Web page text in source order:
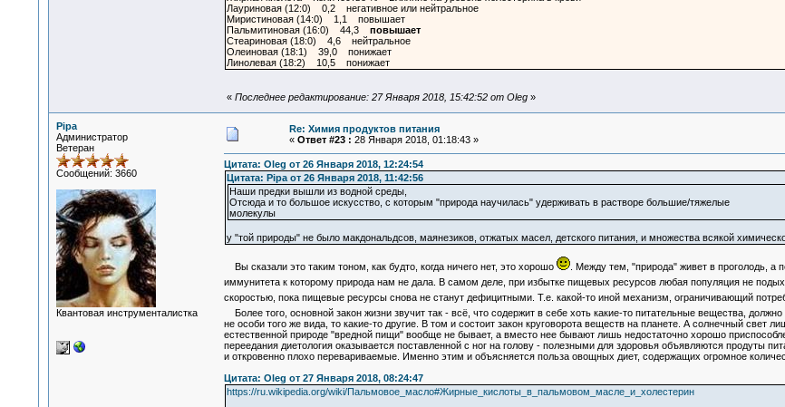
Лауриновая (12:0) 0,2 негативное или нейтральное
Миристиновая (14:0) 1,1 повышает
Пальмитиновая (16:0) 44,3 повышает
Стеариновая (18:0) 4,6 нейтральное
Олеиновая (18:1) 39,0 понижает
Линолевая (18:2) 10,5 понижает
« Последнее редактирование: 27 Января 2018, 15:42:52 от Oleg»
Pipa
Администратор
Ветеран
Сообщений: 3660
Квантовая инструменталистка
Re: Химия продуктов питания
« Ответ #23 : 28 Января 2018, 01:18:43 »
Цитата: Oleg от 26 Января 2018, 12:24:54
Цитата: Pipa от 26 Января 2018, 11:42:56
Наши предки вышли из водной среды,
Отсюда и то большое искусство, с которым "природа научилась" удерживать в растворе большие/тяжелые
молекулы
у "той природы" не было макдональдсов, маянезиков, отжатых масел, детского питания, и множества всякой
Вы сказали это таким тоном, как будто, когда ничего нет, это хорошо
. Между тем, "природа" живет в проголодь, а
иммунитета к которому природа нам не дала. В самом деле, при избытке пищевых ресурсов любая популяция не
скоростью, пока пищевые ресурсы снова не станут дефицитными. Т.е. какой-то иной механизм, ограничивающий
Более того, основной закон жизни звучит так - всё, что содержит в себе хоть какие-то питательные вещества,
не особи того же вида, то какие-то другие. В том и состоит закон круговорота веществ на планете. А солнечный свет
естественной природе "вредной пищи" вообще не бывает, а вместо нее бывают лишь недостаточно хорошо
переедания диетология оказывается поставленной с ног на голову - полезными для здоровья объявляются продуты
и откровенно плохо перевариваемые. Именно этим и объясняется польза овощных диет, содержащих огромное
Цитата: Oleg от 27 Января 2018, 08:24:47
https://ru.wikipedia.org/wiki/Пальмовое_масло#Жирные_кислоты_в_пальмовом_масле_и_холестерин